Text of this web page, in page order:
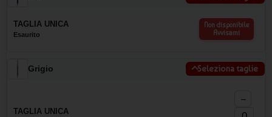
TAGLIA UNICA
Esaurito
Non disponibile
Avvisami
Grigio Seleziona taglie
TAGLIA UNICA
−